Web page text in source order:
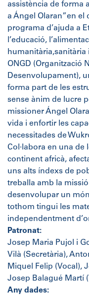
assistència de forma
a Ángel Olaran”en el
programa d’ajuda a
l’educació,
humanitària,sanitària
ONGD (Organització
Desenvolupament),
forma part de les
sense ànim de lucre
missioner Ángel
vida i enfortir les
necessitades de
Col·labora en una de
continent africà,
uns alts índexs de
treballa amb la
desenvolupar un
tothom tingui les
independentment
Patronat:
Josep Maria Pujol i
Vilà (Secretària),
Miquel Felip (Vocal),
Josep Balagué Martí
Any dades: